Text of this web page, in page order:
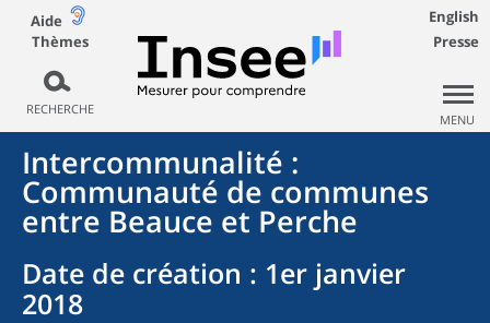
Aide
Thèmes
RECHERCHE
English
Presse
MENU
Intercommunalité :
Communauté de communes
entre Beauce et Perche
Date de création : 1er janvier
2018